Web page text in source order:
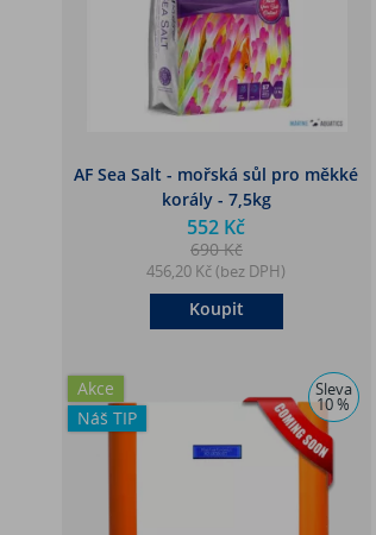
AF Sea Salt - mořská sůl pro měkké
korály - 7,5kg
552 Kč
690 Kč
456,20 Kč (bez DPH)
Koupit
Sleva
10 %
Akce
Náš TIP